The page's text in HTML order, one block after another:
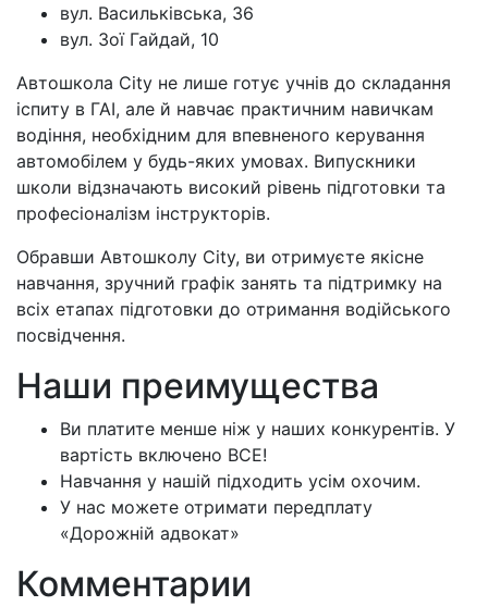
вул. Васильківська, 36
вул. Зої Гайдай, 10
Автошкола City не лише готує учнів до складання
іспиту в ГАІ, але й навчає практичним навичкам
водіння, необхідним для впевненого керування
автомобілем у будь-яких умовах. Випускники
школи відзначають високий рівень підготовки та
професіоналізм інструкторів.
Обравши Автошколу City, ви отримуєте якісне
навчання, зручний графік занять та підтримку на
всіх етапах підготовки до отримання водійського
посвідчення.
Наши преимущества
Ви платите менше ніж у наших конкурентів. У
вартість включено ВСЕ!
Навчання у нашій підходить усім охочим.
У нас можете отримати передплату
«Дорожній адвокат»
Комментарии